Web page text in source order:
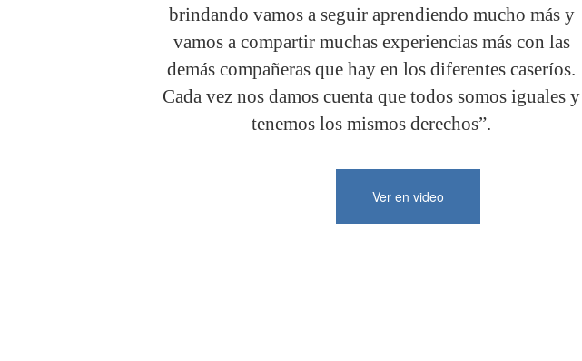
brindando vamos a seguir aprendiendo mucho más y
vamos a compartir muchas experiencias más con las
demás compañeras que hay en los diferentes caseríos.
Cada vez nos damos cuenta que todos somos iguales y
tenemos los mismos derechos”.
Ver en video